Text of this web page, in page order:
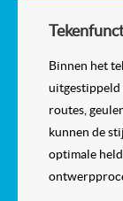
Binnen het
uitgestippeld
routes,
kunnen de
optimale